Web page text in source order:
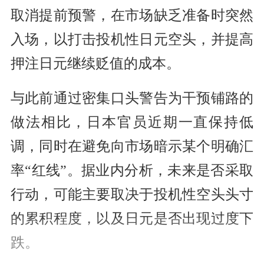
取消提前预警，在市场缺乏准备时突然
入场，以打击投机性日元空头，并提高
押注日元继续贬值的成本。
与此前通过密集口头警告为干预铺路的
做法相比，日本官员近期一直保持低
调，同时在避免向市场暗示某个明确汇
率“红线”。据业内分析，未来是否采取
行动，可能主要取决于投机性空头头寸
的累积程度，以及日元是否出现过度下
跌。